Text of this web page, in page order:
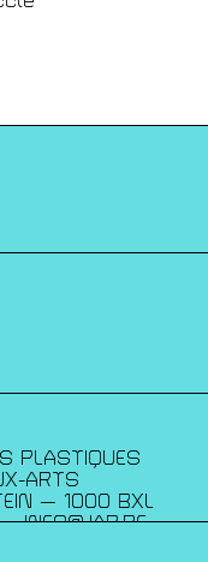
PLASTIQUES
ARTS
— 1000 BXL
—INFO@JAP.BE